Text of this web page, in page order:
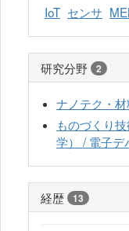
IoT センサ
研究分野 2
ナノテク・
ものづくり
学） / 電子
経歴 13